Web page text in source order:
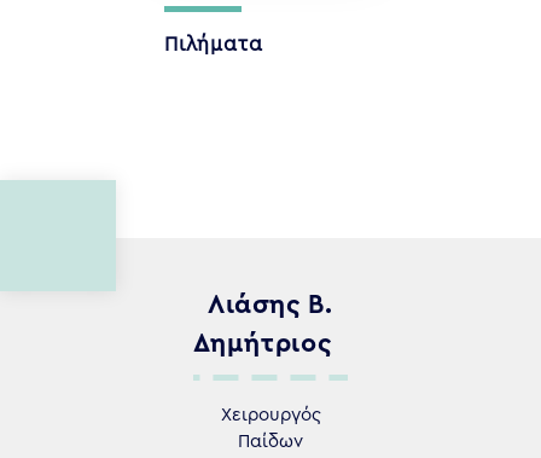
Πιλήματα
Λιάσης Β.
Δημήτριος
Χειρουργός
Παίδων